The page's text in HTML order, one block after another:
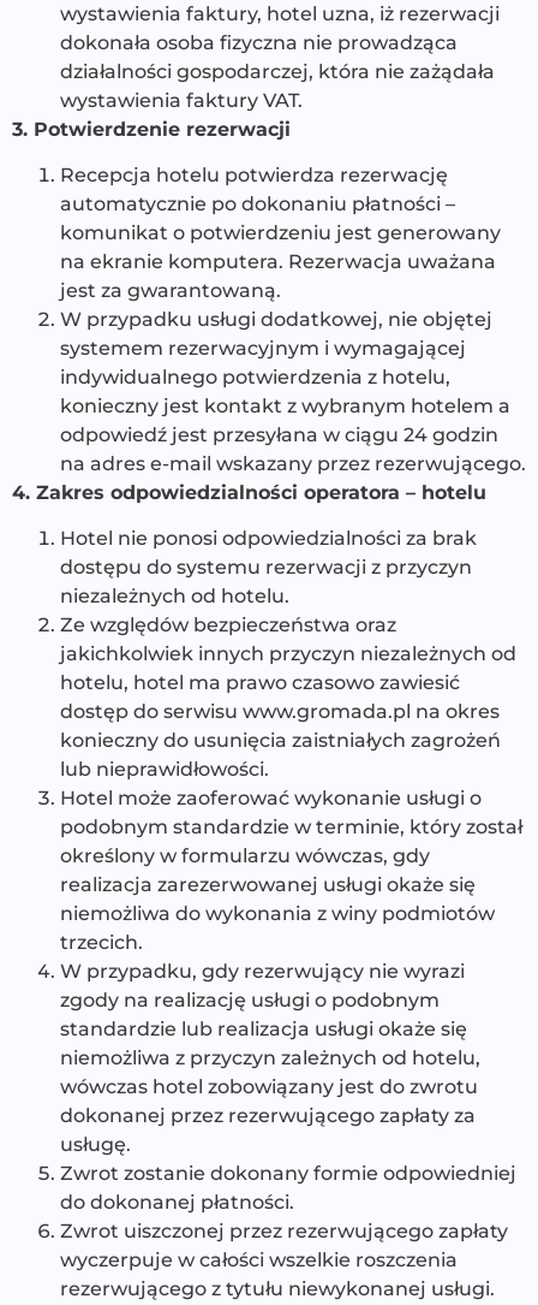
wystawienia faktury, hotel uzna, iż rezerwacji
dokonała osoba fizyczna nie prowadząca
działalności gospodarczej, która nie zażądała
wystawienia faktury VAT.
3. Potwierdzenie rezerwacji
Recepcja hotelu potwierdza rezerwację
automatycznie po dokonaniu płatności –
komunikat o potwierdzeniu jest generowany
na ekranie komputera. Rezerwacja uważana
jest za gwarantowaną.
W przypadku usługi dodatkowej, nie objętej
systemem rezerwacyjnym i wymagającej
indywidualnego potwierdzenia z hotelu,
konieczny jest kontakt z wybranym hotelem a
odpowiedź jest przesyłana w ciągu 24 godzin
na adres e-mail wskazany przez rezerwującego.
4. Zakres odpowiedzialności operatora – hotelu
Hotel nie ponosi odpowiedzialności za brak
dostępu do systemu rezerwacji z przyczyn
niezależnych od hotelu.
Ze względów bezpieczeństwa oraz
jakichkolwiek innych przyczyn niezależnych od
hotelu, hotel ma prawo czasowo zawiesić
dostęp do serwisu www.gromada.pl na okres
konieczny do usunięcia zaistniałych zagrożeń
lub nieprawidłowości.
Hotel może zaoferować wykonanie usługi o
podobnym standardzie w terminie, który został
określony w formularzu wówczas, gdy
realizacja zarezerwowanej usługi okaże się
niemożliwa do wykonania z winy podmiotów
trzecich.
W przypadku, gdy rezerwujący nie wyrazi
zgody na realizację usługi o podobnym
standardzie lub realizacja usługi okaże się
niemożliwa z przyczyn zależnych od hotelu,
wówczas hotel zobowiązany jest do zwrotu
dokonanej przez rezerwującego zapłaty za
usługę.
Zwrot zostanie dokonany formie odpowiedniej
do dokonanej płatności.
Zwrot uiszczonej przez rezerwującego zapłaty
wyczerpuje w całości wszelkie roszczenia
rezerwującego z tytułu niewykonanej usługi.